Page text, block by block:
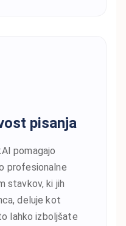
pisanja
pomagajo
profesionalne
stavkov, ki jih
deluje kot
lahko izboljšate